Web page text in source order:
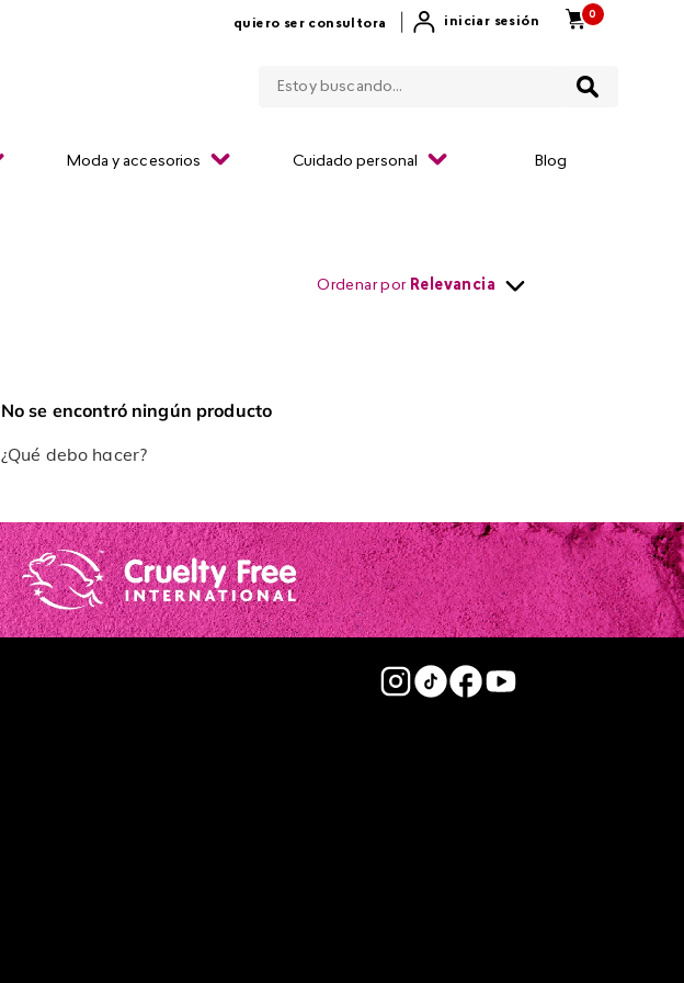
quiero ser consultora iniciar sesión
0
Moda y accesorios Cuidado personal Blog
Ordenar por Relevancia
No se encontró ningún producto
¿Qué debo hacer?